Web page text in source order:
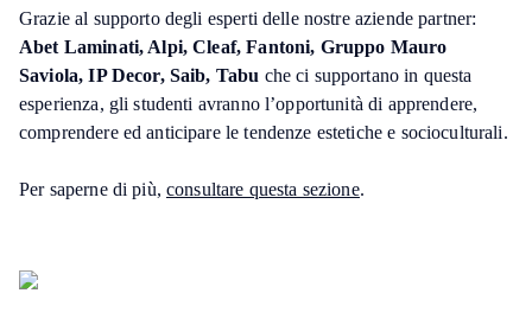
Grazie al supporto degli esperti delle nostre aziende partner:
Abet Laminati, Alpi, Cleaf, Fantoni, Gruppo Mauro
Saviola, IP Decor, Saib, Tabu che ci supportano in questa
esperienza, gli studenti avranno l’opportunità di apprendere,
comprendere ed anticipare le tendenze estetiche e socioculturali.
Per saperne di più,consultare questa sezione.